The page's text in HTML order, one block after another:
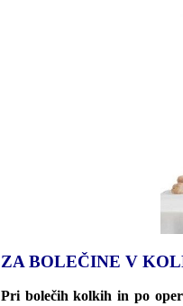
ZA BOLEČINE V
Pri bolečih kolkih in po